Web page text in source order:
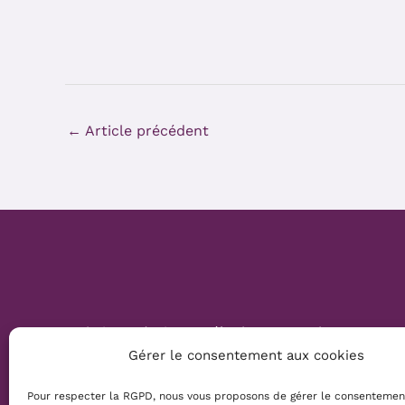
Gérer le consentement aux cookies
Pour respecter la RGPD, nous vous proposons de gérer le
← Article précédent
Website Création :Mélanie Parmentier
Copyright © 2026 Mamans Louves